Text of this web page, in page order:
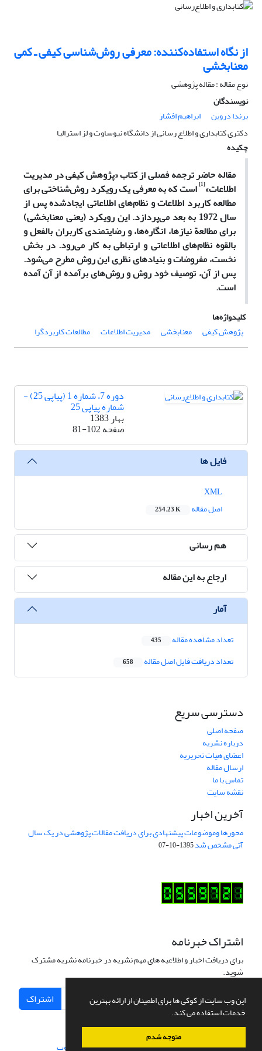
این وب سایت از کوکی ها برای اطمینان از ارائه بهترین
خدمات استفاده می کند.
متوجه شدم
از نگاه استفاده‌کننده: معرفی روش‌شناسی کیفی ـ کم‍ّی
معنابخشی
نوع مقاله : مقاله پژوهشی
نویسندگان
برندا دروین
ابراهیم افشار
دکتری کتابداری و اطلاع رسانی از دانشگاه نیوساوت و لز استرالیا
چکیده
مقاله حاضر ترجمه فصلی از کتاب «پژوهش کیفی در مدیریت
اطلاعات»[1]
است که به معرفی یک رویکرد روش‌شناختی برای
مطالعه کاربرد اطلاعات و نظام‌های اطلاعاتی ایجادشده پس از
سال 1972 به بعد می‌پردازد. این رویکرد (یعنی معنابخشی‌)
برای مطالعة نیازها، انگاره‌ها، و رضایتمندی کاربران بالفعل و
بالقوه نظام‌های اطلاعاتی و ارتباطی به کار می‌رود. در بخش
نخست، مفروضات و بنیادهای نظری این روش مطرح می‌شود.
پس از آن، توصیف خود روش و روش‌های برآمده از آن آمده
است.
کلیدواژه‌ها
پژوهش کیفی
معنابخشی مدیریت اطلاعات مطالعات کاربردگرا
دوره 7، شماره 1 (پیاپی 25) -
شماره پیاپی 25
بهار 1383
صفحه81-102
فایل ها
اصل مقاله
254.23 K
هم رسانی
ارجاع به این مقاله
آمار
تعداد مشاهده مقاله 435
تعداد دریافت فایل اصل مقاله 658
دسترسی سریع
صفحه اصلی
درباره نشریه
اعضای هیات تحریریه
ارسال مقاله
تماس با ما
نقشه سایت
آخرین اخبار
محورها وموضوعات پیشنهادی برای دریافت مقالات پژوهشی در یک سال
آتی مشخص شد1395-10-07
اشتراک خبرنامه
برای دریافت اخبار و اطلاعیه های مهم نشریه در خبرنامه نشریه مشترک
شوید.
اشتراک
سامانه مدیریت نشریات علمی.طراحی و پیاده سازی از سیناوب